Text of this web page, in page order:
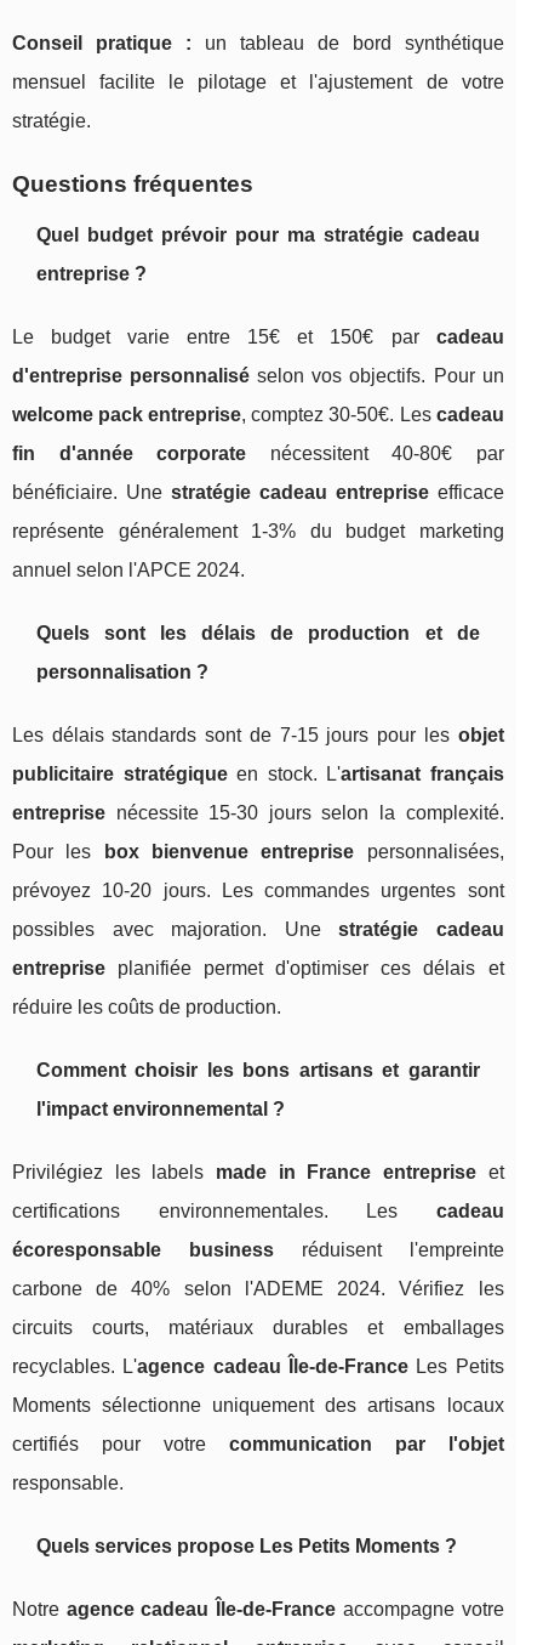
Conseil pratique : un tableau de bord synthétique
mensuel facilite le pilotage et l'ajustement de votre
stratégie.
Questions fréquentes
Quel budget prévoir pour ma stratégie cadeau
entreprise ?
Le budget varie entre 15€ et 150€ par cadeau
d'entreprise personnalisé selon vos objectifs. Pour un
welcome pack entreprise, comptez 30-50€. Les cadeau
fin d'année corporate nécessitent 40-80€ par
bénéficiaire. Une stratégie cadeau entrepriseefficace
représente généralement 1-3% du budget marketing
annuel selon l'APCE 2024.
Quels sont les délais de production et de
personnalisation ?
Les délais standards sont de 7-15 jours pour les objet
publicitaire stratégiqueen stock. L'artisanat français
entreprise nécessite 15-30 jours selon la complexité.
Pour les
box bienvenue entreprise personnalisées,
prévoyez 10-20 jours. Les commandes urgentes sont
possibles avec majoration. Unestratégie cadeau
entreprise planifiée permet d'optimiser ces délais et
réduire les coûts de production.
Comment choisir les bons artisans et garantir
l'impact environnemental ?
Privilégiez les labels made in France entrepriseet
certifications environnementales. Les cadeau
écoresponsable businessréduisent l'empreinte
carbone de 40% selon l'ADEME 2024. Vérifiez les
circuits courts, matériaux durables et emballages
recyclables. L'agence cadeau Île-de-FranceLes Petits
Moments sélectionne uniquement des artisans locaux
certifiés pour votre communication par l'objet
responsable.
Quels services propose Les Petits Moments ?
Notre agence cadeau Île-de-France accompagne votre